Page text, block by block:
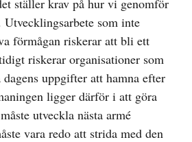
ställer krav på hur vi genomför
som inte
förmågan riskerar att bli ett
riskerar organisationer som
uppgifter att hamna efter
ligger därför i att göra
utveckla nästa armé
vara redo att strida med den